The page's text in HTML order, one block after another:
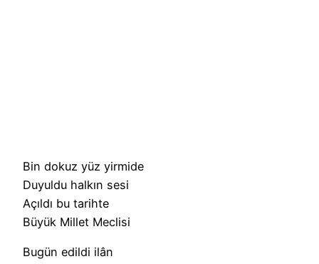
Bin dokuz yüz yirmide
Duyuldu halkın sesi
Açıldı bu tarihte
Büyük Millet Meclisi
Bugün edildi ilân